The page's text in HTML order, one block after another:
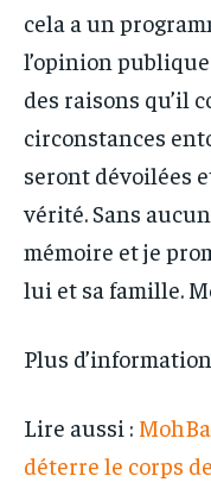
cela a un
l’opinion
des raisons qu’il
circonstances
seront dévoilées
vérité. Sans
mémoire et je
lui et sa famille.
Plus
Lire aussi :
déterre le corps